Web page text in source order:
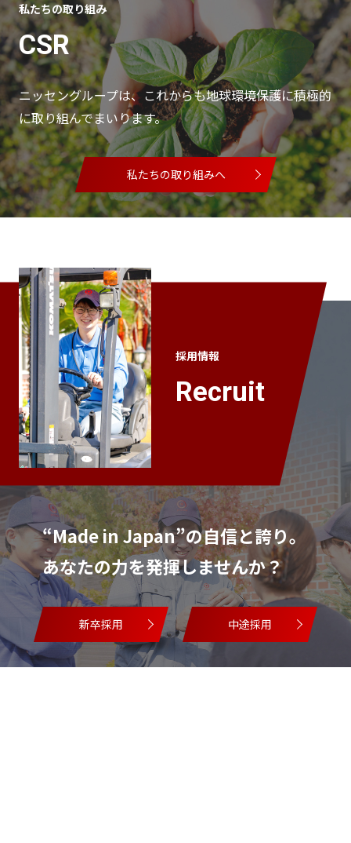
私たちの取り組み
CSR
ニッセングループは、これからも地球環境保護に積極的
に取り組んでまいります。
私たちの取り組みへ
採用情報
Recruit
“Made in Japan”の自信と誇り。
あなたの力を発揮しませんか？
新卒採用 中途採用